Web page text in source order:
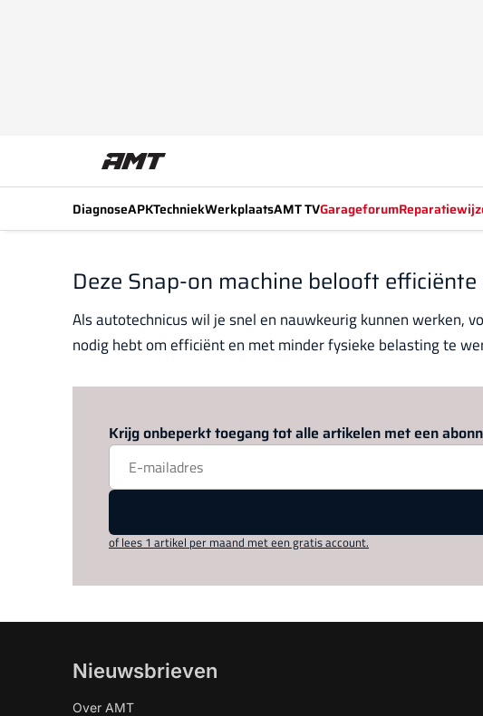
DiagnoseAPKTechniekWerkplaatsAMT TVGarageforum
Deze Snap-on machine belooft
Als autotechnicus wil je snel en nauwkeurig kunnen werken,
nodig hebt om efficiënt en met minder fysieke belasting te
Krijg onbeperkt toegang tot alle artikelen met een
of lees 1 artikel per maand met een gratis account.
Nieuwsbrieven
Over AMT